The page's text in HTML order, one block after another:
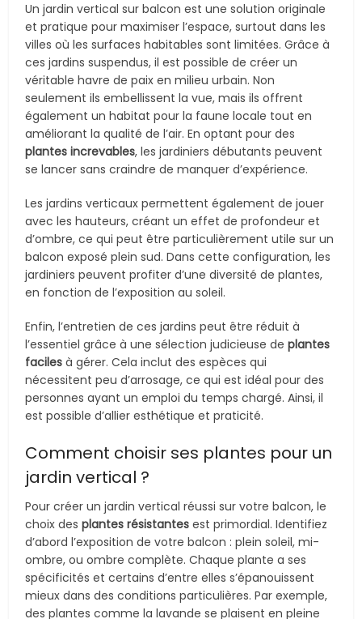
Un jardin vertical sur balcon est une solution originale
et pratique pour maximiser l’espace, surtout dans les
villes où les surfaces habitables sont limitées. Grâce à
ces jardins suspendus, il est possible de créer un
véritable havre de paix en milieu urbain. Non
seulement ils embellissent la vue, mais ils offrent
également un habitat pour la faune locale tout en
améliorant la qualité de l’air. En optant pour des
plantes increvables, les jardiniers débutants peuvent
se lancer sans craindre de manquer d’expérience.
Les jardins verticaux permettent également de jouer
avec les hauteurs, créant un effet de profondeur et
d’ombre, ce qui peut être particulièrement utile sur un
balcon exposé plein sud. Dans cette configuration, les
jardiniers peuvent profiter d’une diversité de plantes,
en fonction de l’exposition au soleil.
Enfin, l’entretien de ces jardins peut être réduit à
l’essentiel grâce à une sélection judicieuse deplantes
faciles à gérer. Cela inclut des espèces qui
nécessitent peu d’arrosage, ce qui est idéal pour des
personnes ayant un emploi du temps chargé. Ainsi, il
est possible d’allier esthétique et praticité.
Comment choisir ses plantes pour un
jardin vertical ?
Pour créer un jardin vertical réussi sur votre balcon, le
choix desplantes résistantes est primordial. Identifiez
d’abord l’exposition de votre balcon : plein soleil, mi-
ombre, ou ombre complète. Chaque plante a ses
spécificités et certains d’entre elles s’épanouissent
mieux dans des conditions particulières. Par exemple,
des plantes comme la lavande se plaisent en pleine